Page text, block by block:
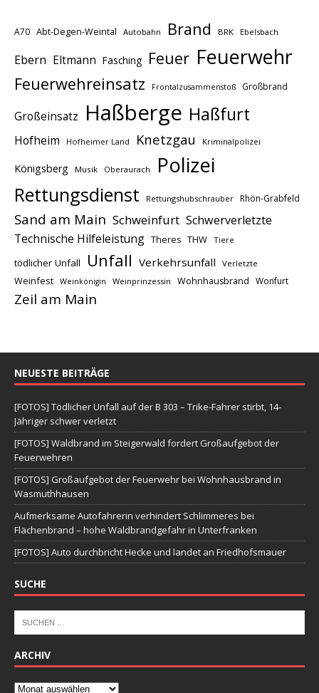
A70 Abt-Degen-Weintal Autobahn Brand BRK Ebelsbach
Ebern Eltmann Fasching Feuer Feuerwehr
Feuerwehreinsatz Frontalzusammenstoß Großbrand
Großeinsatz Haßberge Haßfurt
Hofheim Hofheimer Land Knetzgau Kriminalpolizei
Königsberg Musik Oberaurach Polizei
Rettungsdienst Rettungshubschrauber Rhön-Grabfeld
Sand am Main Schweinfurt Schwerverletzte
Technische Hilfeleistung Theres THW Tiere
tödlicher Unfall Unfall Verkehrsunfall Verletzte
Weinfest Weinkönigin Weinprinzessin Wohnhausbrand Wonfurt
Zeil am Main
NEUESTE BEITRÄGE
[FOTOS] Tödlicher Unfall auf der B 303 – Trike-Fahrer stirbt, 14-
Jähriger schwer verletzt
[FOTOS] Waldbrand im Steigerwald fordert Großaufgebot der
Feuerwehren
[FOTOS] Großaufgebot der Feuerwehr bei Wohnhausbrand in
Wasmuthhausen
Aufmerksame Autofahrerin verhindert Schlimmeres bei
Flächenbrand – hohe Waldbrandgefahr in Unterfranken
[FOTOS] Auto durchbricht Hecke und landet an Friedhofsmauer
SUCHE
ARCHIV